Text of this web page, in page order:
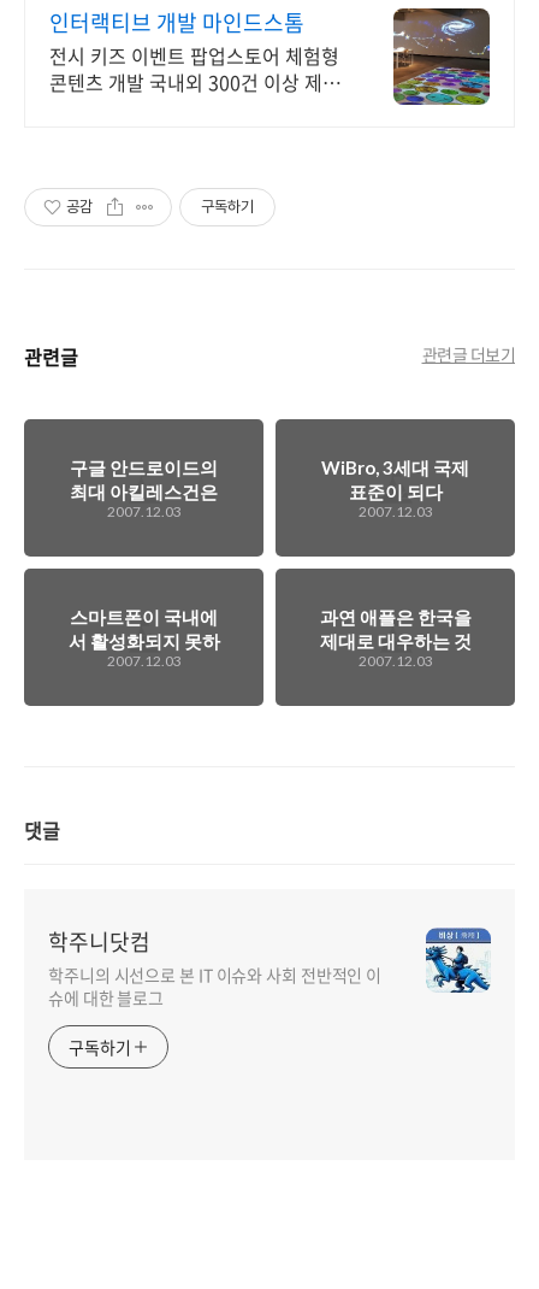
인터랙티브 개발 마인드스톰
전시 키즈 이벤트 팝업스토어 체험형
콘텐츠 개발 국내외 300건 이상 제작
공감 구독하기
관련글 관련글 더보기
구글 안드로이드의
최대 아킬레스건은
「영업마인드」
2007.12.03
WiBro, 3세대 국제
표준이 되다
2007.12.03
스마트폰이 국내에
서 활성화되지 못하
는 이유
2007.12.03
과연 애플은 한국을
제대로 대우하는 것
일까?
2007.12.03
댓글
학주니닷컴
학주니의 시선으로 본 IT 이슈와 사회 전반적인 이
슈에 대한 블로그
구독하기